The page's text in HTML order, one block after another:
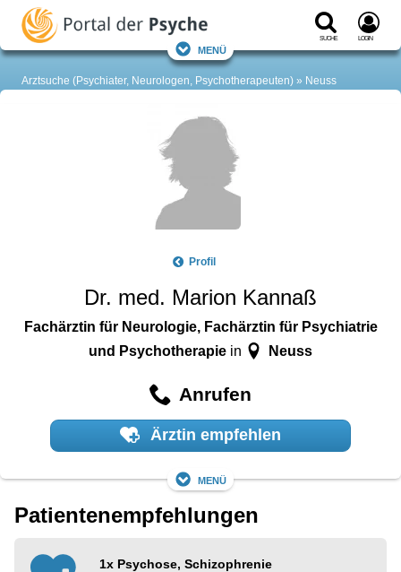
Suche Login
Menü
Arztsuche (Psychiater, Neurologen, Psychotherapeuten) Neuss
Profil
Dr. med. Marion Kannaß
Fachärztin für Neurologie, Fachärztin für Psychiatrie
und Psychotherapie in Neuss
Anrufen
Ärztin empfehlen
Menü
Patientenempfehlungen
1x Psychose, Schizophrenie